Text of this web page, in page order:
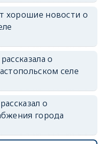
хорошие новости о
о
селе
о
города